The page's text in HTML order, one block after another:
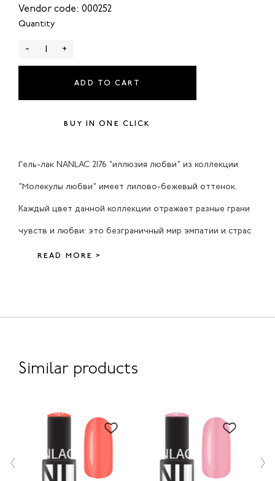
Vendor code: 000252
Quantity
- +
ADD TO CART
BUY IN ONE CLICK
Гель-лак NANLAC 2176 "иллюзия любви" из коллекции
"Молекулы любви" имеет лилово-бежевый оттенок.
Каждый цвет данной коллекции отражает разные грани
чувств и любви: это безграничный мир эмпатии и страс
READ MORE >
Similar products